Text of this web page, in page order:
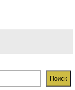
Поиск